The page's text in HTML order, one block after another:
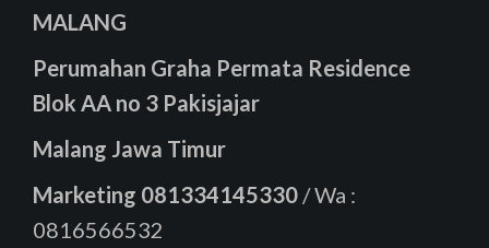
MALANG
Perumahan Graha Permata Residence
Blok AA no 3 Pakisjajar
Malang Jawa Timur
Marketing 081334145330 / Wa :
0816566532